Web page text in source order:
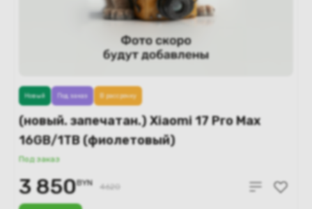
(новый. запечатан.) Xiaomi 17 Pro Max
16GB/1TB (фиолетовый)
Под заказ
Новый Под заказ В рассрочку
3 850BYN 4620